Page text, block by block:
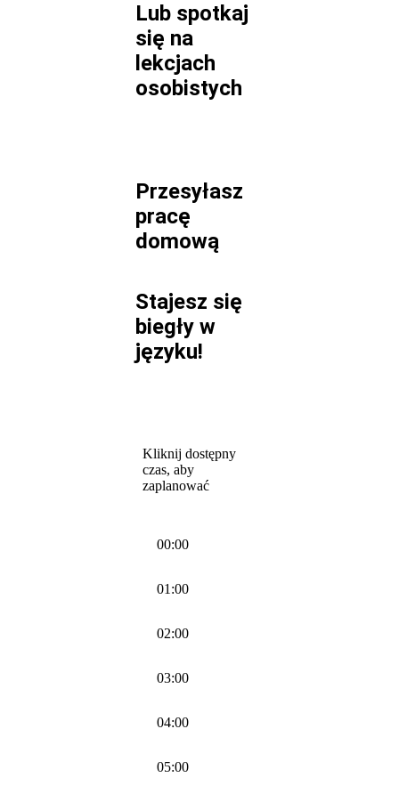
Lub spotkaj
się na
lekcjach
osobistych
Przesyłasz
pracę
domową
Stajesz się
biegły w
języku!
Kliknij dostępny
czas, aby
zaplanować
00:00
01:00
02:00
03:00
04:00
05:00